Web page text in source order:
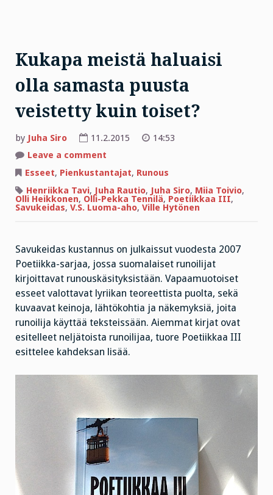
Kukapa meistä haluaisi
olla samasta puusta
veistetty kuin toiset?
by Juha Siro 11.2.2015
14:53
Leave a comment
meistä
haluaisi
olla
samasta
puusta
veistetty
Esseet, Pienkustantajat, Runous
Henriikka Tavi, Juha Rautio, Juha Siro, Miia Toivio,
Olli Heikkonen, Olli-Pekka Tennilä, Poetiikkaa III,
Savukeidas, V.S. Luoma-aho, Ville Hytönen
Savukeidas kustannus on julkaissut vuodesta 2007
Poetiikka-sarjaa, jossa suomalaiset runoilijat
kirjoittavat runouskäsityksistään. Vapaamuotoiset
esseet valottavat lyriikan teoreettista puolta, sekä
kuvaavat keinoja, lähtökohtia ja näkemyksiä, joita
runoilija käyttää teksteissään. Aiemmat kirjat ovat
esitelleet neljätoista runoilijaa, tuore Poetiikkaa III
esittelee kahdeksan lisää.